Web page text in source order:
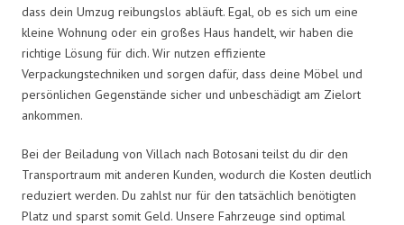
dass dein Umzug reibungslos abläuft. Egal, ob es sich um eine
kleine Wohnung oder ein großes Haus handelt, wir haben die
richtige Lösung für dich. Wir nutzen effiziente
Verpackungstechniken und sorgen dafür, dass deine Möbel und
persönlichen Gegenstände sicher und unbeschädigt am Zielort
ankommen.
Bei der Beiladung von Villach nach Botosani teilst du dir den
Transportraum mit anderen Kunden, wodurch die Kosten deutlich
reduziert werden. Du zahlst nur für den tatsächlich benötigten
Platz und sparst somit Geld. Unsere Fahrzeuge sind optimal